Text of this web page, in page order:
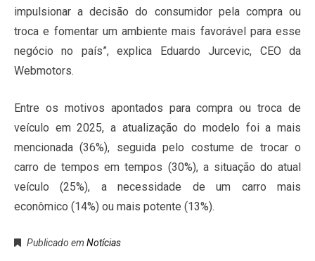
impulsionar a decisão do consumidor pela compra ou
troca e fomentar um ambiente mais favorável para esse
negócio no país”, explica Eduardo Jurcevic, CEO da
Webmotors.
Entre os motivos apontados para compra ou troca de
veículo em 2025, a atualização do modelo foi a mais
mencionada (36%), seguida pelo costume de trocar o
carro de tempos em tempos (30%), a situação do atual
veículo (25%), a necessidade de um carro mais
econômico (14%) ou mais potente (13%).
Publicado em Notícias